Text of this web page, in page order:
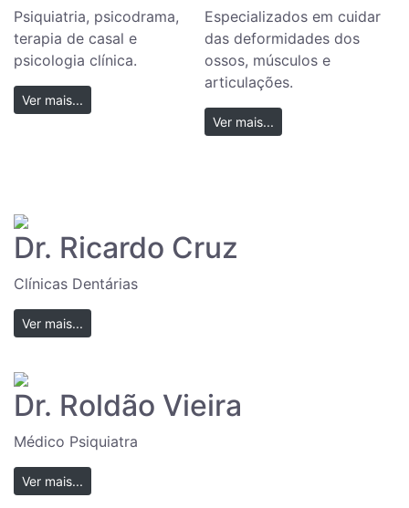
Psiquiatria, psicodrama,
terapia de casal e
psicologia clínica.
Ver mais...
Especializados em cuidar
das deformidades dos
ossos, músculos e
articulações.
Ver mais...
Dr. Ricardo Cruz
Clínicas Dentárias
Ver mais...
Dr. Roldão Vieira
Médico Psiquiatra
Ver mais...